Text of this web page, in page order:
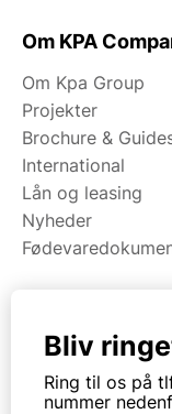
Om KPA
Om Kpa Group
Projekter
Brochure &
International
Lån og leasing
Nyheder
Maskiner
Koge/varme/
Bliv
Ring til os på
nummer